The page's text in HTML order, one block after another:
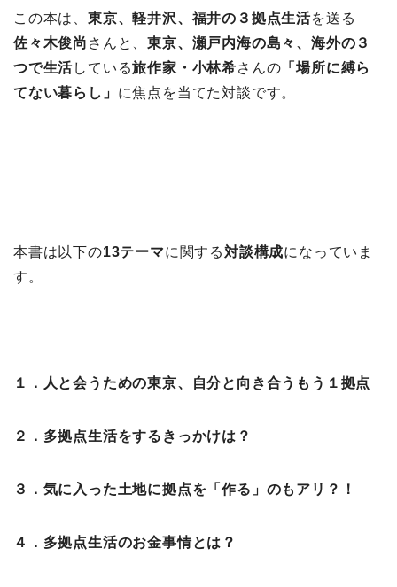
この本は、 東京、軽井沢、福井の３拠点生活を送る
佐々木俊尚 さんと、東京、瀬戸内海の島々、海外の３
つで生活している旅作家・小林希さんの 「場所に縛ら
てない暮らし」 に焦点を当てた対談です。
本書は以下の13テーマに関する対談構成になっていま
す。
１．人と会うための東京、自分と向き合うもう１拠点
２．多拠点生活をするきっかけは？
３．気に入った土地に拠点を「作る」のもアリ？！
４．多拠点生活のお金事情とは？